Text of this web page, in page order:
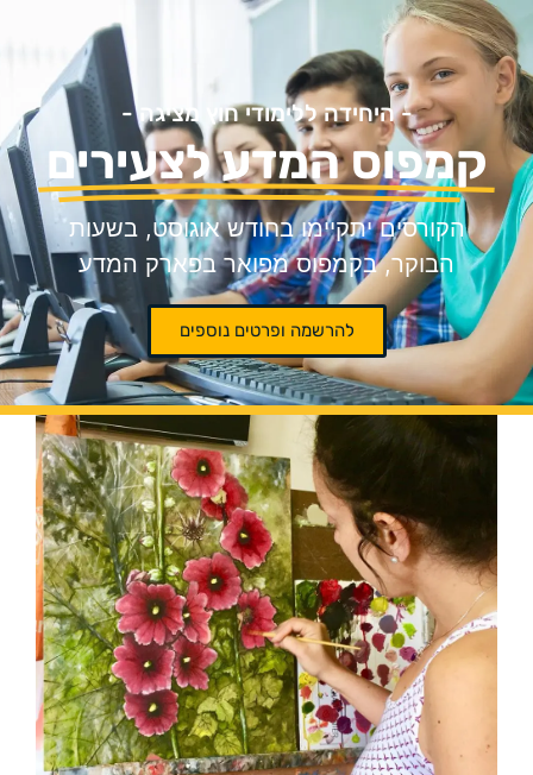
- היחידה ללימודי חוץ מציגה -
קמפוס המדע לצעירים
הקורסים יתקיימו בחודש אוגוסט, בשעות
הבוקר, בקמפוס מפואר בפארק המדע
להרשמה ופרטים נוספים